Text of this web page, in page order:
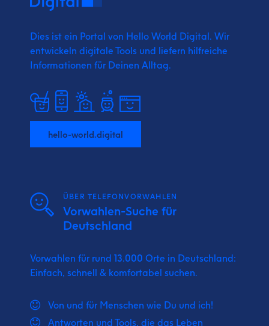
Dies ist ein Portal von Hello World Digital. Wir
entwickeln digitale Tools und liefern hilfreiche
Informationen für Deinen Alltag.
hello-world.digital
ÜBER TELEFONVORWAHLEN
Vorwahlen-Suche für
Deutschland
Vorwahlen für rund 13.000 Orte in Deutschland:
Einfach, schnell & komfortabel suchen.
Von und für Menschen wie Du und ich!
Antworten und Tools, die das Leben